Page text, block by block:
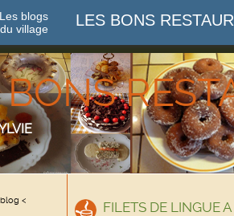
Les blogs
du village
LES BONS
< FILETS DE LINGUE